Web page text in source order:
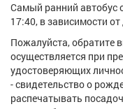
Самый ранний автобус
17:40, в зависимости
Пожалуйста, обратите
осуществляется при
удостоверяющих
- свидетельство о
распечатывать